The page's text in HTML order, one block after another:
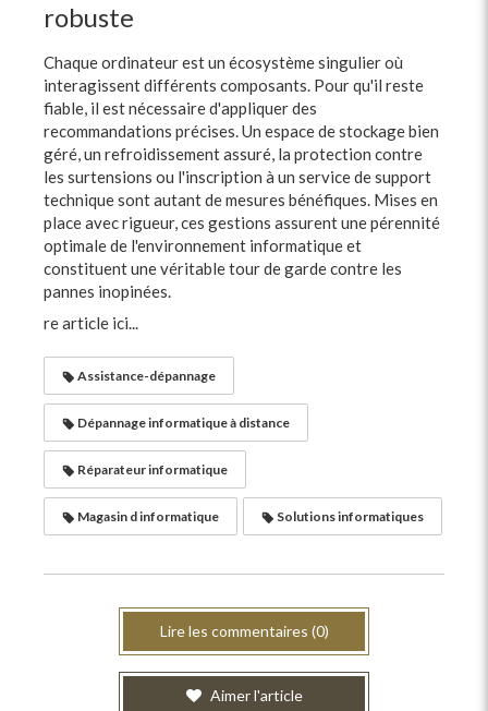
robuste
Chaque ordinateur est un écosystème singulier où
interagissent différents composants. Pour qu'il reste
fiable, il est nécessaire d'appliquer des
recommandations précises. Un espace de stockage bien
géré, un refroidissement assuré, la protection contre
les surtensions ou l'inscription à un service de support
technique sont autant de mesures bénéfiques. Mises en
place avec rigueur, ces gestions assurent une pérennité
optimale de l'environnement informatique et
constituent une véritable tour de garde contre les
pannes inopinées.
re article ici...
Assistance-dépannage
Dépannage informatique à distance
Réparateur informatique
Magasin d informatique Solutions informatiques
Lire les commentaires (0)
Aimer l'article